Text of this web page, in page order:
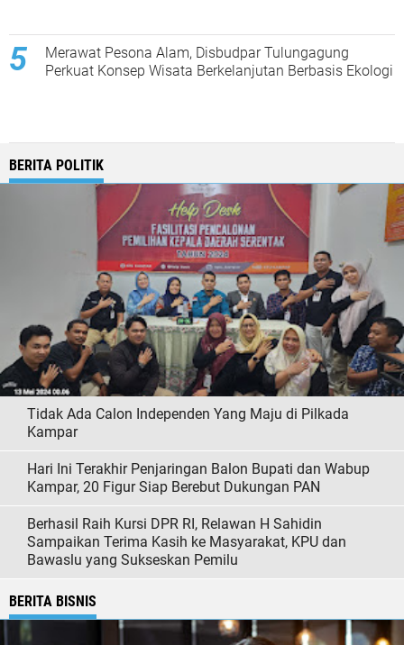
Merawat Pesona Alam, Disbudpar Tulungagung
Perkuat Konsep Wisata Berkelanjutan Berbasis Ekologi
BERITA POLITIK
Tidak Ada Calon Independen Yang Maju di Pilkada
Kampar
Hari Ini Terakhir Penjaringan Balon Bupati dan Wabup
Kampar, 20 Figur Siap Berebut Dukungan PAN
Berhasil Raih Kursi DPR RI, Relawan H Sahidin
Sampaikan Terima Kasih ke Masyarakat, KPU dan
Bawaslu yang Sukseskan Pemilu
BERITA BISNIS